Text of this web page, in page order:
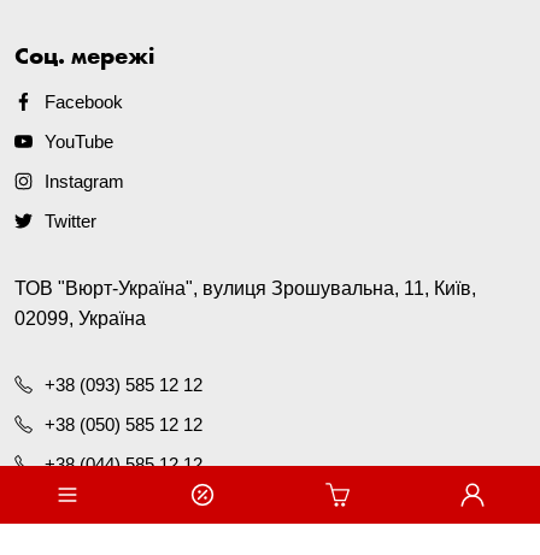
Соц. мережі
Facebook
YouTube
Instagram
Twitter
ТОВ "Вюрт-Україна", вулиця Зрошувальна, 11, Київ,
02099, Україна
+38 (093) 585 12 12
+38 (050) 585 12 12
+38 (044) 585 12 12
office@wurth.ua